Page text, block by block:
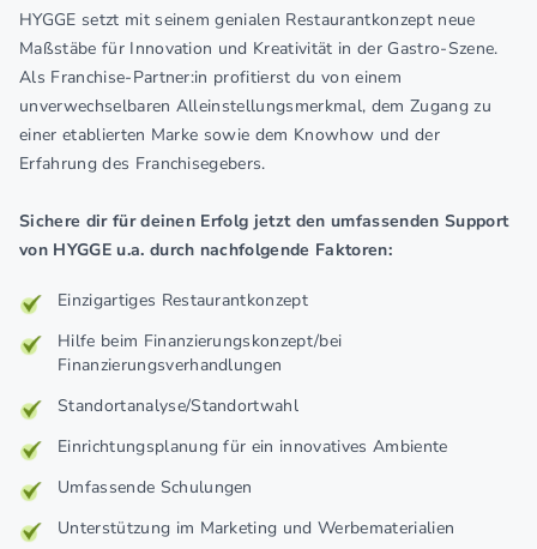
HYGGE setzt mit seinem genialen Restaurantkonzept neue
Maßstäbe für Innovation und Kreativität in der Gastro-Szene.
Als Franchise-Partner:in profitierst du von einem
unverwechselbaren Alleinstellungsmerkmal, dem Zugang zu
einer etablierten Marke sowie dem Knowhow und der
Erfahrung des Franchisegebers.
Sichere dir für deinen Erfolg jetzt den umfassenden Support
von HYGGE u.a. durch nachfolgende Faktoren:
Einzigartiges Restaurantkonzept
Hilfe beim Finanzierungskonzept/bei
Finanzierungsverhandlungen
Standortanalyse/Standortwahl
Einrichtungsplanung für ein innovatives Ambiente
Umfassende Schulungen
Unterstützung im Marketing und Werbematerialien